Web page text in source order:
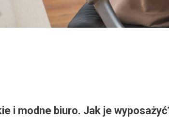
i modne biuro. Jak je